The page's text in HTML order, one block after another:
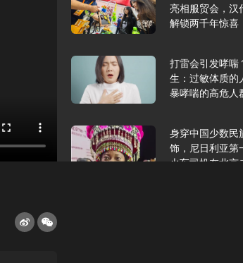
亮相服贸会，汉
解锁两千年惊喜
打雷会引发哮喘
生：过敏体质的
暴哮喘的高危人
身穿中国少数民
饰，尼日利亚第
火车司机在北京